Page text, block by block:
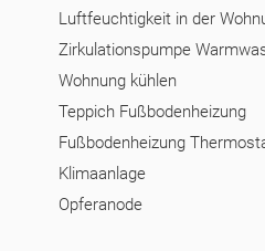
Luftfeuchtigkeit in der
Zirkulationspumpe
Wohnung kühlen
Teppich Fußbodenheizung
Fußbodenheizung
Klimaanlage
Opferanode